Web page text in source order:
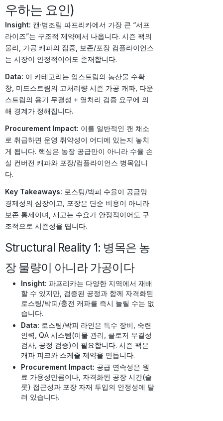
우하는 요인)
Insight: 캔·병조림 파프리카에서 가장 큰 “서프
라이즈”는 구조적 제약에서 나옵니다. 시즌 팩의
물리, 가공 캐파의 집중, 보존/포장 컴플라이언스
는 시장이 안정적이어도 존재합니다.
Data: 이 카테고리는 업스트림의 농산물 수확
창, 미드스트림의 고처리량 시즌 가공 캐파, 다운
스트림의 용기 무결성 + 열처리 검증 요구에 의
해 경계가 정해집니다.
Procurement Impact: 이를 일반적인 캔 채소
로 취급하면 운영 취약성이 어디에 있는지 놓치
게 됩니다. 핵심은 농장 공급만이 아니라 수율 손
실 컨버전 캐파와 포장/컴플라이언스 병목입니
다.
Key Takeaways: 로스팅/박피 수율이 공급망
경제성의 심장이고, 포장은 단순 비용이 아니라
보존 통제이며, 재고는 수요가 안정적이어도 구
조적으로 시즌성을 띱니다.
Structural Reality 1: 병목은 농
장 물량이 아니라 가공이다
Insight: 파프리카는 다양한 지역에서 재배
할 수 있지만, 검증된 공정과 함께 자격화된
로스팅/박피/충전 캐파를 즉시 늘릴 수는 없
습니다.
Data: 로스팅/박피 라인은 특수 장비, 숙련
인력, QA 시스템(이물 관리, 클로저 무결성
검사, 공정 검증)이 필요합니다. 시즌 팩은
캐파 피크와 스케줄 제약을 만듭니다.
Procurement Impact: 공급 연속성은 원
료 가용성만큼이나, 자격화된 공장 시간(슬
롯) 접근성과 포장 자재 투입의 안정성에 달
려 있습니다.